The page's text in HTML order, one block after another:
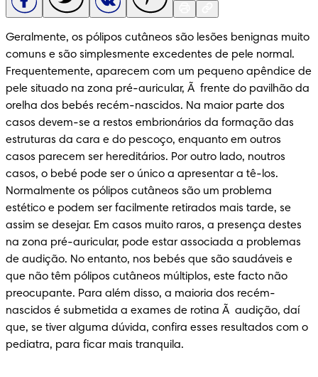
Geralmente, os pólipos cutâneos são lesões benignas muito
comuns e são simplesmente excedentes de pele normal.
Frequentemente, aparecem com um pequeno apêndice de
pele situado na zona pré-auricular, Ã  frente do pavilhão da
orelha dos bebés recém-nascidos. Na maior parte dos
casos devem-se a restos embrionários da formação das
estruturas da cara e do pescoço, enquanto em outros
casos parecem ser hereditários. Por outro lado, noutros
casos, o bebé pode ser o único a apresentar a tê-los.
Normalmente os pólipos cutâneos são um problema
estético e podem ser facilmente retirados mais tarde, se
assim se desejar. Em casos muito raros, a presença destes
na zona pré-auricular, pode estar associada a problemas
de audição. No entanto, nos bebés que são saudáveis e
que não têm pólipos cutâneos múltiplos, este facto não
preocupante. Para além disso, a maioria dos recém-
nascidos é submetida a exames de rotina Ã  audição, daí
que, se tiver alguma dúvida, confira esses resultados com o
pediatra, para ficar mais tranquila.